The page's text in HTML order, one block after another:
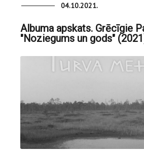
04.10.2021.
Albuma apskats. Grēcīgie
"Noziegums un gods"